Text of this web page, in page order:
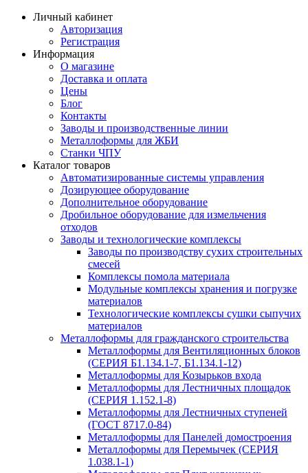
Личный кабинет
Авторизация
Регистрация
Информация
О магазине
Доставка и оплата
Цены
Блог
Контакты
Заводы и производственные линии
Металлоформы для ЖБИ
Станки ЧПУ
Каталог товаров
Автоматизированные системы управления
Дозирующее оборудование
Дополнительное оборудование
Дробильное оборудование для измельчения
отходов
Заводы и технологические комплексы
Заводы по производству сухих строительных
смесей
Комплексы помола материала
Модульные комплексы хранения и погрузке
материалов
Технологические комплексы сушки сыпучих
материалов
Металлоформы для гражданского строительства
Металлоформы для Вентиляционных блоков
(СЕРИЯ Б1.134.1-7, Б1.134.1-12)
Металлоформы для Козырьков входа
Металлоформы для Лестничных площадок
(СЕРИЯ 1.152.1-8)
Металлоформы для Лестничных ступеней
(ГОСТ 8717.0-84)
Металлоформы для Панелей домостроения
Металлоформы для Перемычек (СЕРИЯ
1.038.1-1)